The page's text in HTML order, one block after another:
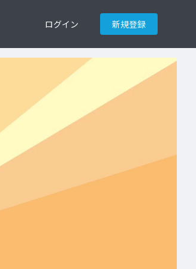
ログイン 新規登録